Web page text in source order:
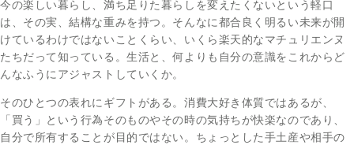
今の楽しい暮らし、満ち足りた暮らしを変えたくないという軽口
は、その実、結構な重みを持つ。そんなに都合良く明るい未来が開
けているわけではないことくらい、いくら楽天的なマチュリエンヌ
たちだって知っている。生活と、何よりも自分の意識をこれからど
んなふうにアジャストしていくか。
そのひとつの表れにギフトがある。消費大好き体質ではあるが、
「買う」という行為そのものやその時の気持ちが快楽なのであり、
自分で所有することが目的ではない。ちょっとした手土産や相手の